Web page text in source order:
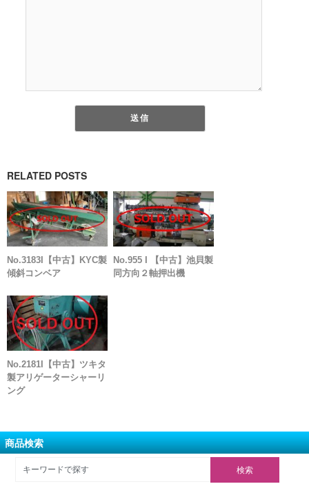
RELATED POSTS
No.3183I【中古】KYC製
傾斜コンベア
No.955 I 【中古】池貝製
同方向２軸押出機
No.2181I【中古】ツキタ
製アリゲーターシャーリ
ング
商品検索